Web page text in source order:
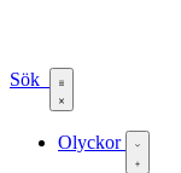
Sök
Olyckor